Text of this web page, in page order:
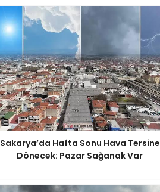
Sakarya’da Hafta Sonu Hava Tersine
Dönecek: Pazar Sağanak Var